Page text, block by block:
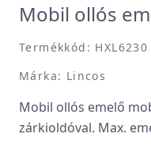
Mobil ollós
Termékkód: HXL6230
Márka: Lincos
Mobil ollós emelő
zárkioldóval. Max.